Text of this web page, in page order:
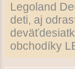
Legoland
deti, aj
obchodíky